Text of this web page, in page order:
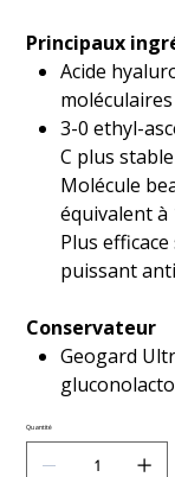
Principaux
Acide
moléculaires
3-0 ethyl-
C plus
Molécule
équivalent à
Plus
puissant
Conservateur
Geogard
Quantité